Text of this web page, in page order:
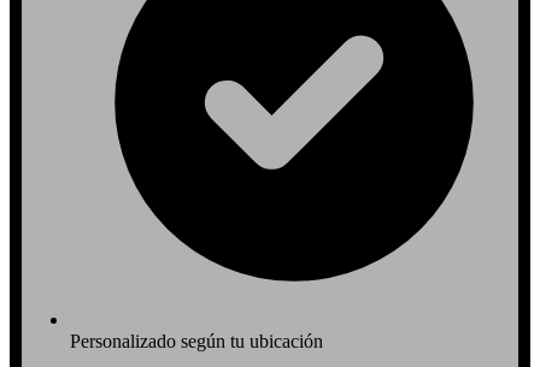
Personalizado según tu ubicación